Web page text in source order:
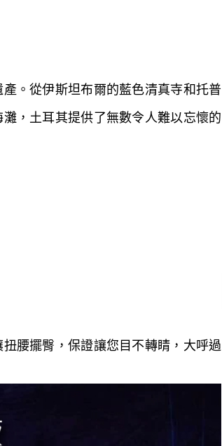
。從伊斯坦布爾的藍色清真寺和托普
，土耳其提供了無數令人難以忘懷的
腰擺臀，保證讓您目不轉睛，大呼過